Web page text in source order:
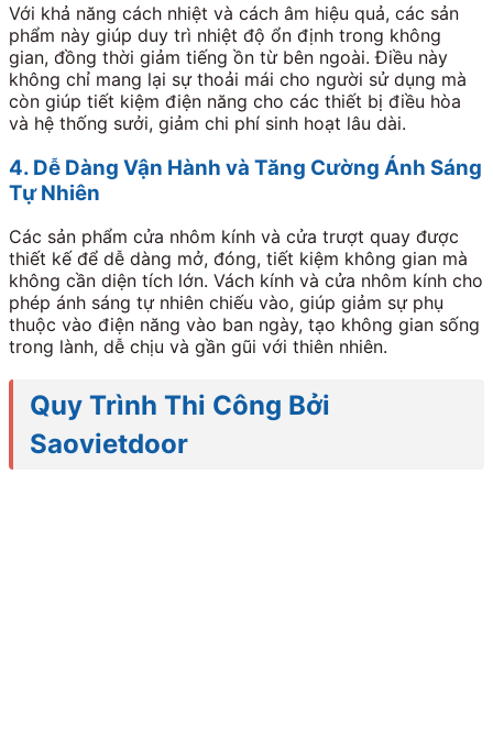
Với khả năng cách nhiệt và cách âm hiệu quả, các sản
phẩm này giúp duy trì nhiệt độ ổn định trong không
gian, đồng thời giảm tiếng ồn từ bên ngoài. Điều này
không chỉ mang lại sự thoải mái cho người sử dụng mà
còn giúp tiết kiệm điện năng cho các thiết bị điều hòa
và hệ thống sưởi, giảm chi phí sinh hoạt lâu dài.
4. Dễ Dàng Vận Hành và Tăng Cường Ánh Sáng
Tự Nhiên
Các sản phẩm cửa nhôm kính và cửa trượt quay được
thiết kế để dễ dàng mở, đóng, tiết kiệm không gian mà
không cần diện tích lớn. Vách kính và cửa nhôm kính cho
phép ánh sáng tự nhiên chiếu vào, giúp giảm sự phụ
thuộc vào điện năng vào ban ngày, tạo không gian sống
trong lành, dễ chịu và gần gũi với thiên nhiên.
Quy Trình Thi Công Bởi
Saovietdoor